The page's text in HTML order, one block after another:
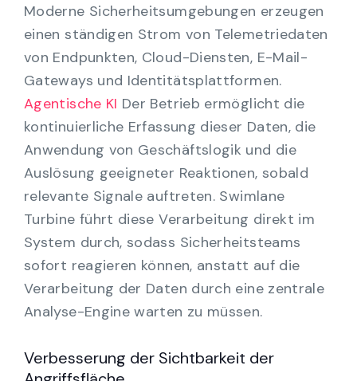
Moderne Sicherheitsumgebungen erzeugen
einen ständigen Strom von Telemetriedaten
von Endpunkten, Cloud-Diensten, E-Mail-
Gateways und Identitätsplattformen.
Agentische KI Der Betrieb ermöglicht die
kontinuierliche Erfassung dieser Daten, die
Anwendung von Geschäftslogik und die
Auslösung geeigneter Reaktionen, sobald
relevante Signale auftreten. Swimlane
Turbine führt diese Verarbeitung direkt im
System durch, sodass Sicherheitsteams
sofort reagieren können, anstatt auf die
Verarbeitung der Daten durch eine zentrale
Analyse-Engine warten zu müssen.
Verbesserung der Sichtbarkeit der